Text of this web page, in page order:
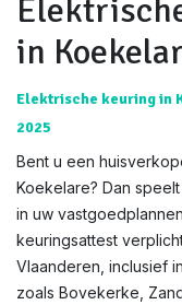
in
Elektrische keuring in
2025
Bent u een
Koekelare? Dan
in uw
keuringsattest
Vlaanderen, inclusief
zoals Bovekerke,